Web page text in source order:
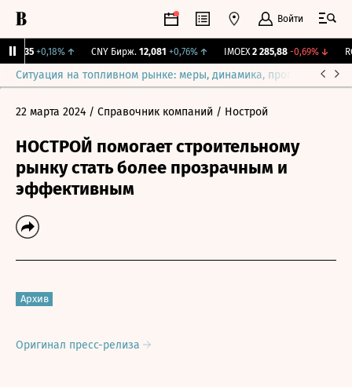
Войти
115,35 +0,18%↑ CNY Бирж. 12,081 +0,76%↑ IMOEX 2 285,88 -0,69%↓
Ситуация на топливном рынке: меры, динамика, прогнозы
22 марта 2024 / Справочник компаний / Нострой
НОСТРОЙ помогает строительному
рынку стать более прозрачным и
эффективным
Архив
Оригинал пресс-релиза